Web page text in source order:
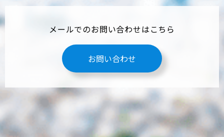
メールでのお問い合わせはこちら
お問い合わせ